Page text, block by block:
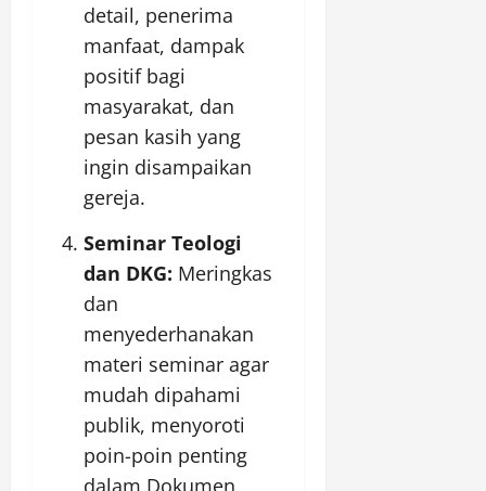
detail, penerima
manfaat, dampak
positif bagi
masyarakat, dan
pesan kasih yang
ingin disampaikan
gereja.
Seminar Teologi
dan DKG: Meringkas
dan
menyederhanakan
materi seminar agar
mudah dipahami
publik, menyoroti
poin-poin penting
dalam Dokumen